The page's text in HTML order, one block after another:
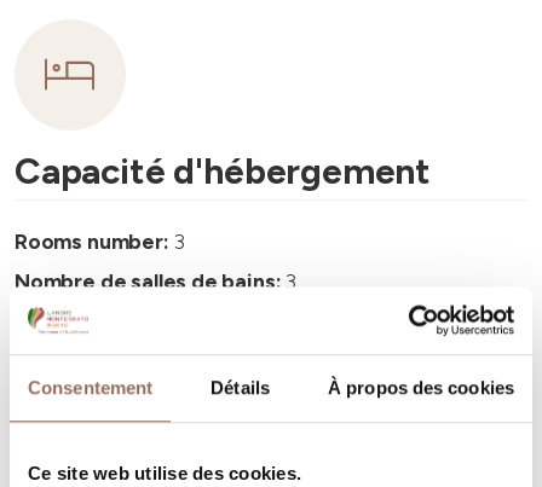
Consentement Détails À propos des cookies
Ce site web utilise des cookies.
Capacité d'hébergement
Rooms number: 3
Nombre de salles de bains: 3
Beds number: